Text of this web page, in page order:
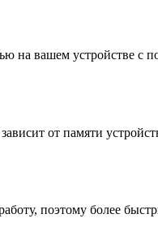
на вашем устройстве
от памяти
поэтому более